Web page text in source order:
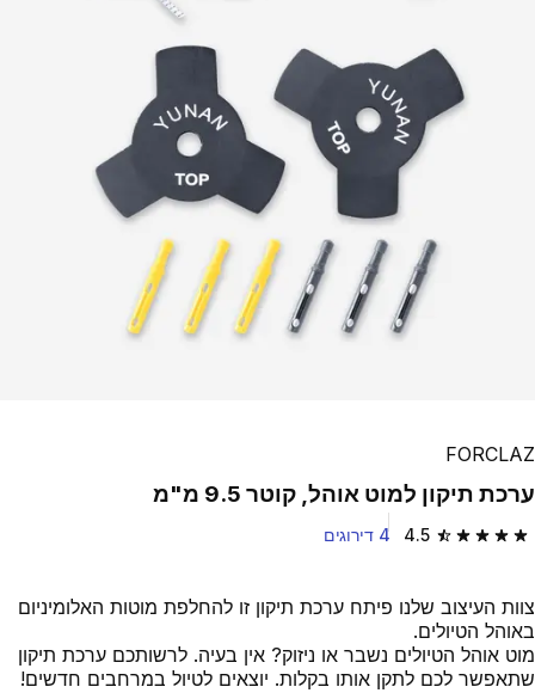
FORCLAZ
ערכת תיקון למוט אוהל, קוטר 9.5 מ"מ
4.5 4.5 out of 5 stars from 4 reviews 4 דירוגים
צוות העיצוב שלנו פיתח ערכת תיקון זו להחלפת מוטות האלומיניום
באוהל הטיולים.
מוט אוהל הטיולים נשבר או ניזוק? אין בעיה. לרשותכם ערכת תיקון
שתאפשר לכם לתקן אותו בקלות. יוצאים לטיול במרחבים חדשים!